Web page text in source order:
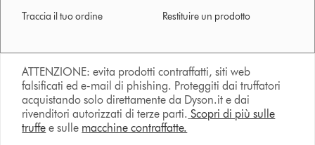
Traccia il tuo ordine Restituire un prodotto
ATTENZIONE: evita prodotti contraffatti, siti web
falsificati ed e-mail di phishing. Proteggiti dai truffatori
acquistando solo direttamente da Dyson.it e dai
rivenditori autorizzati di terze parti. Scopri di più sulle
truffe e sulle macchine contraffatte.